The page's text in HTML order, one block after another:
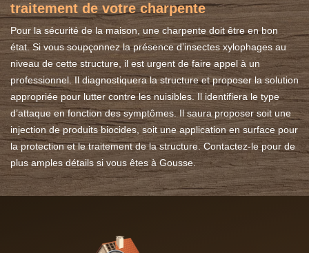
traitement de votre charpente
Pour la sécurité de la maison, une charpente doit être en bon
état. Si vous soupçonnez la présence d’insectes xylophages au
niveau de cette structure, il est urgent de faire appel à un
professionnel. Il diagnostiquera la structure et proposer la solution
appropriée pour lutter contre les nuisibles. Il identifiera le type
d’attaque en fonction des symptômes. Il saura proposer soit une
injection de produits biocides, soit une application en surface pour
la protection et le traitement de la structure. Contactez-le pour de
plus amples détails si vous êtes à Gousse.